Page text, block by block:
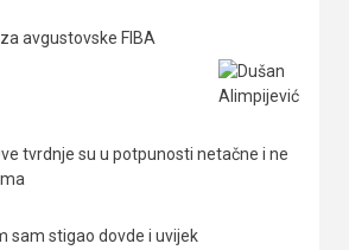
avgustovske FIBA
tvrdnje su u potpunosti netačne i ne
sam stigao dovde i uvijek